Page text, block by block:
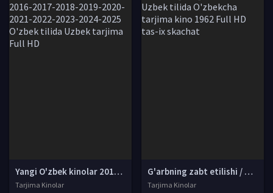
Yangi O'zbek kinolar 2010-2011-2012-2013-2014-2015-2016-2017-2018-2019-2020-2021-2022-2023-2024-2025 O'zbek tilida Uzbek tarjima Full HD
Tarjima Kinolar
G'arbning zabt etilishi / G'arbning ishg'ol etilishi Uzbek tilida O'zbekcha tarjima kino 1962 Full HD tas-ix skachat
Tarjima Kinolar